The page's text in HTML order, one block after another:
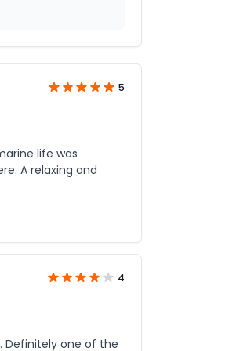
5
life was
A relaxing and
4
Definitely one of the